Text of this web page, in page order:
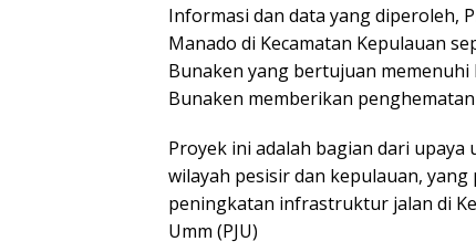
Informasi dan data yang diperoleh,
Manado di Kecamatan Kepulauan
Bunaken yang bertujuan
Bunaken memberikan
Proyek ini adalah bagian dari
wilayah pesisir dan kepulauan,
peningkatan infrastruktur jalan di
Umm (PJU)